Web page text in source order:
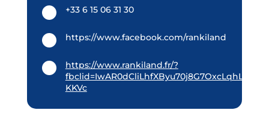
+33 6 15 06 31 30
https://www.facebook.com/rankiland
https://www.rankiland.fr/?
KKVc